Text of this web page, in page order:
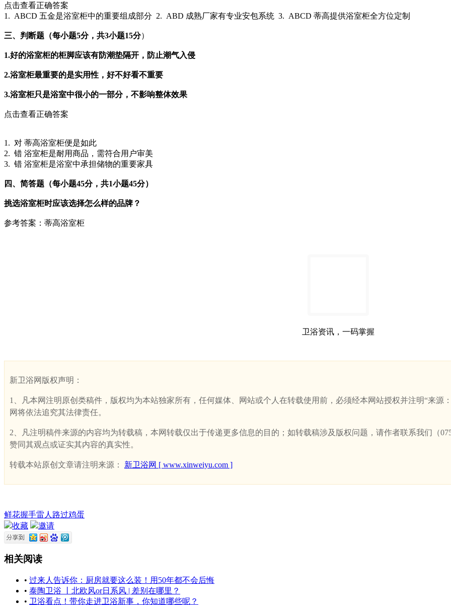
点击查看正确答案
1. ABCD 五金是浴室柜中的重要组成部分 2. ABD 成熟厂家有专业安包系统 3. ABCD 蒂高提供浴室柜全方位定制
三、判断题（每小题5分，共3小题15分）
1.好的浴室柜的柜脚应该有防潮垫隔开，防止潮气入侵
2.浴室柜最重要的是实用性，好不好看不重要
3.浴室柜只是浴室中很小的一部分，不影响整体效果
点击查看正确答案
1. 对 蒂高浴室柜便是如此
2. 错 浴室柜是耐用商品，需符合用户审美
3. 错 浴室柜是浴室中承担储物的重要家具
四、简答题（每小题45分，共1小题45分）
挑选浴室柜时应该选择怎么样的品牌？
参考答案：蒂高浴室柜
卫浴资讯，一码掌握
新卫浴网版权声明：
1、凡本网注明原创类稿件，版权均为本站独家所有，任何媒体、网站或个人在转载使用前，必须经本网站授权并注明“来源
网将依法追究其法律责任。
2、凡注明稿件来源的内容均为转载稿，本网转载仅出于传递更多信息的目的；如转载稿涉及版权问题，请作者联系我们（
赞同其观点或证实其内容的真实性。
转载本站原创文章请注明来源： 新卫浴网 [ www.xinweiyu.com ]
鲜花握手雷人 路过鸡蛋
收藏
邀请
相关阅读
• 过来人告诉你：厨房就要这么装！用50年都不会后悔
• 泰陶卫浴 丨北欧风or日系风 | 差别在哪里？
• 卫浴看点！带你走进卫浴新事，你知道哪些呢？